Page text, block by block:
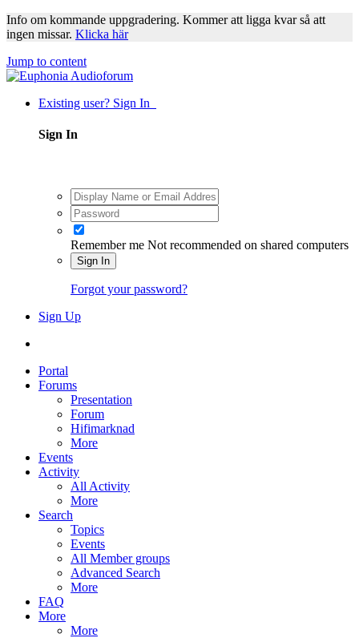
Info om kommande uppgradering. Kommer att ligga kvar så att
ingen missar. Klicka här
Jump to content
Existing user? Sign In
Sign In
Remember me Not recommended on shared computers
Sign In
Forgot your password?
Sign Up
Portal
Forums
Presentation
Forum
Hifimarknad
More
Events
Activity
All Activity
More
Search
Topics
Events
All Member groups
Advanced Search
More
FAQ
More
More